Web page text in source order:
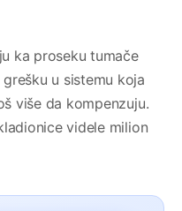
ka proseku tumače
u sistemu koja
više da kompenzuju.
videle milion